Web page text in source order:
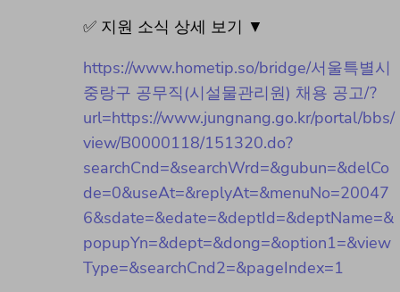
✅ 지원 소식 상세 보기 ▼
https://www.hometip.so/bridge/서울특별시
중랑구 공무직(시설물관리원) 채용 공고/?
url=https://www.jungnang.go.kr/portal/bbs/
view/B0000118/151320.do?
searchCnd=&searchWrd=&gubun=&delCo
de=0&useAt=&replyAt=&menuNo=20047
6&sdate=&edate=&deptId=&deptName=&
popupYn=&dept=&dong=&option1=&view
Type=&searchCnd2=&pageIndex=1